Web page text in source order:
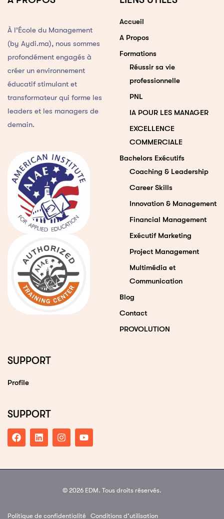
À l’École du Management
(by Aydi.ma), nous sommes
profondément engagés à
créer un environnement
éducatif stimulant et
transformateur qui forme les
leaders et les managers de
demain.
Accueil
A Propos
Formations
Réussir sa vie
professionnelle
PNL
IA POUR LES MANAGER
EXCELLENCE
COMMERCIALE
Bachelors Exécutifs
Coaching & Leadership
Career Skills
Innovation & Management
Financial Management
Exécutif Marketing
Project Management
Multimédia et
Communication
Blog
Contact
PROVOLUTION
SUPPORT
Profile
SUPPORT
© 2026 EDM. Tous droits réservés.
Politique de confidentialité Conditions d’utilisation